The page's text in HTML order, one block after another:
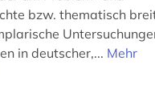
bzw. thematisch
in deutscher,... Mehr